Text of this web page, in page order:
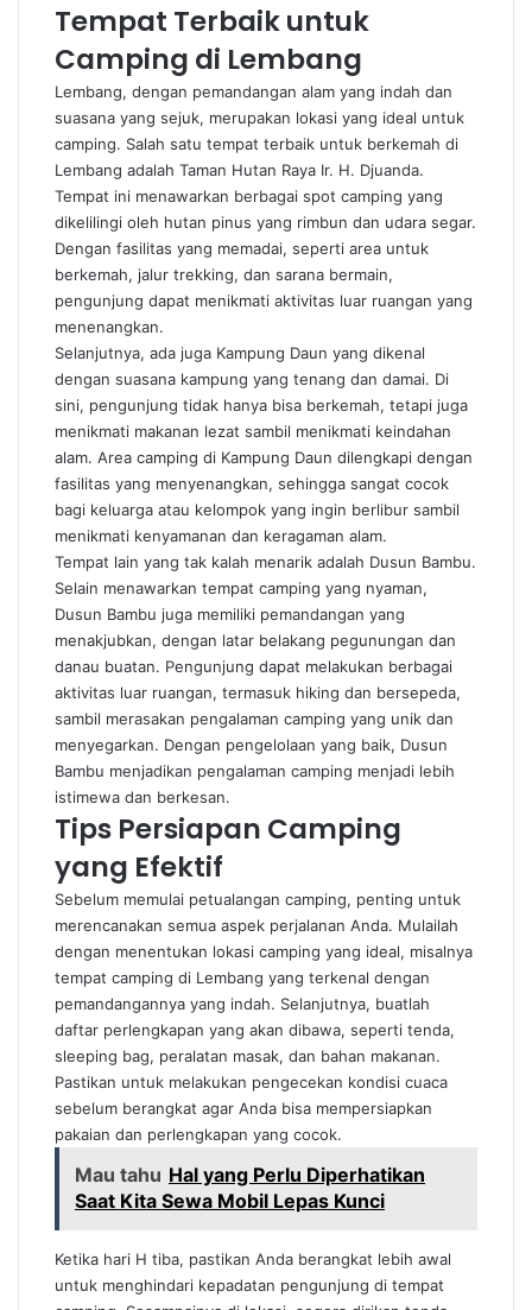
Tempat Terbaik untuk
Camping di Lembang
Lembang, dengan pemandangan alam yang indah dan
suasana yang sejuk, merupakan lokasi yang ideal untuk
camping. Salah satu tempat terbaik untuk berkemah di
Lembang adalah Taman Hutan Raya Ir. H. Djuanda.
Tempat ini menawarkan berbagai spot camping yang
dikelilingi oleh hutan pinus yang rimbun dan udara segar.
Dengan fasilitas yang memadai, seperti area untuk
berkemah, jalur trekking, dan sarana bermain,
pengunjung dapat menikmati aktivitas luar ruangan yang
menenangkan.
Selanjutnya, ada juga Kampung Daun yang dikenal
dengan suasana kampung yang tenang dan damai. Di
sini, pengunjung tidak hanya bisa berkemah, tetapi juga
menikmati makanan lezat sambil menikmati keindahan
alam. Area camping di Kampung Daun dilengkapi dengan
fasilitas yang menyenangkan, sehingga sangat cocok
bagi keluarga atau kelompok yang ingin berlibur sambil
menikmati kenyamanan dan keragaman alam.
Tempat lain yang tak kalah menarik adalah Dusun Bambu.
Selain menawarkan tempat camping yang nyaman,
Dusun Bambu juga memiliki pemandangan yang
menakjubkan, dengan latar belakang pegunungan dan
danau buatan. Pengunjung dapat melakukan berbagai
aktivitas luar ruangan, termasuk hiking dan bersepeda,
sambil merasakan pengalaman camping yang unik dan
menyegarkan. Dengan pengelolaan yang baik, Dusun
Bambu menjadikan pengalaman camping menjadi lebih
istimewa dan berkesan.
Tips Persiapan Camping
yang Efektif
Sebelum memulai petualangan camping, penting untuk
merencanakan semua aspek perjalanan Anda. Mulailah
dengan menentukan lokasi camping yang ideal, misalnya
tempat camping di Lembang yang terkenal dengan
pemandangannya yang indah. Selanjutnya, buatlah
daftar perlengkapan yang akan dibawa, seperti tenda,
sleeping bag, peralatan masak, dan bahan makanan.
Pastikan untuk melakukan pengecekan kondisi cuaca
sebelum berangkat agar Anda bisa mempersiapkan
pakaian dan perlengkapan yang cocok.
Mau tahu Hal yang Perlu Diperhatikan
Saat Kita Sewa Mobil Lepas Kunci
Ketika hari H tiba, pastikan Anda berangkat lebih awal
untuk menghindari kepadatan pengunjung di tempat